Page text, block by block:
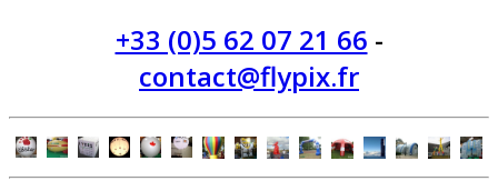
+33 (0)5 62 07 21 66 -
contact@flypix.fr